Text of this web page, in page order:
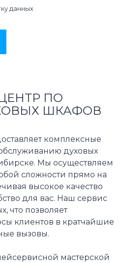
данных
ПО
ШКАФОВ
комплексные
духовых
Мы осуществляем
сложности прямо на
высокое качество
для вас. Наш сервис
что позволяет
клиентов в кратчайшие
вызовы.
мастерской